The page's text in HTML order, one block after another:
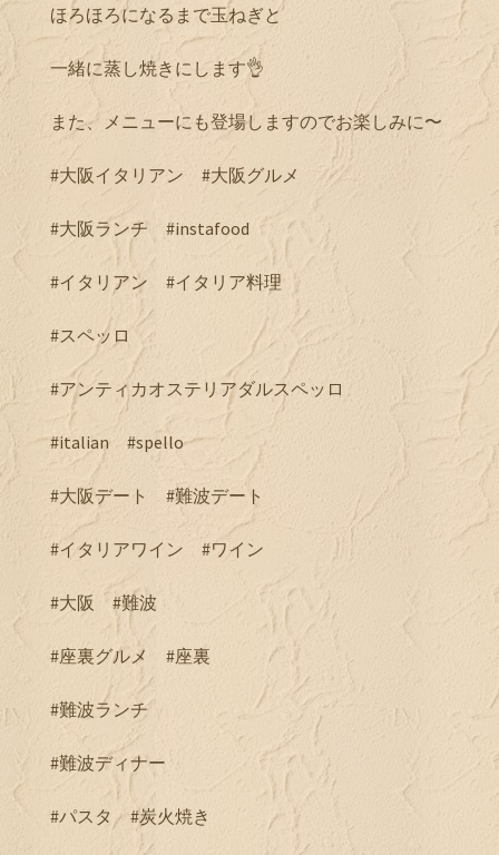
ほろほろになるまで玉ねぎと
一緒に蒸し焼きにします👌
また、メニューにも登場しますのでお楽しみに〜
#大阪イタリアン #大阪グルメ
#大阪ランチ #instafood
#イタリアン #イタリア料理
#スペッロ
#アンティカオステリアダルスペッロ
#italian #spello
#大阪デート #難波デート
#イタリアワイン #ワイン
#大阪 #難波
#座裏グルメ #座裏
#難波ランチ
#難波ディナー
#パスタ #炭火焼き